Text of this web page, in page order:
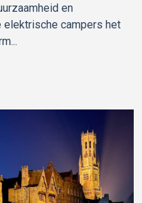
en
elektrische campers het